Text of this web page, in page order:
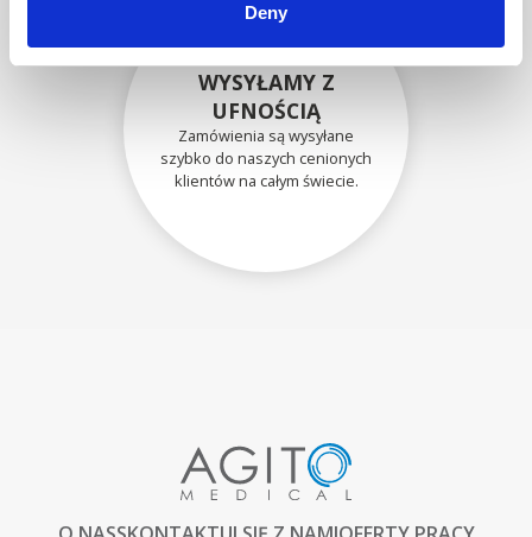
Deny
WYSYŁAMY Z
UFNOŚCIĄ
Zamówienia są wysyłane
szybko do naszych cenionych
klientów na całym świecie.